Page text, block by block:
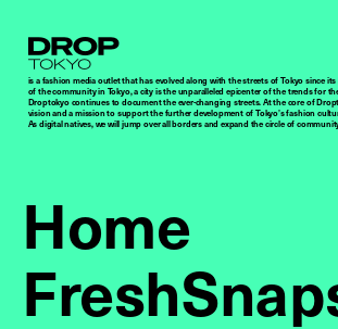
Droptokyo
is a fashion media outlet that has evolved along with the streets of Tokyo since
of the community in Tokyo, a city is the unparalleled epicenter of the trends for
Droptokyo continues to document the ever-changing streets. At the core of
vision and a mission to support the further development of Tokyo’s fashion
As digital natives, we will jump over all borders and expand the circle of
Home